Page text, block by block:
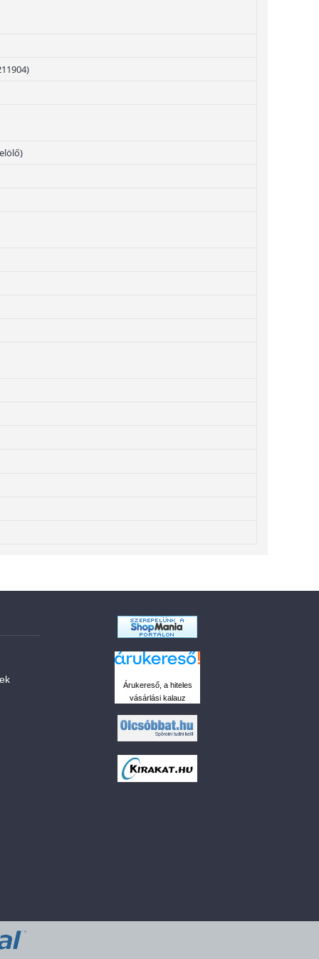
Árukereső, a hiteles
vásárlási kalauz